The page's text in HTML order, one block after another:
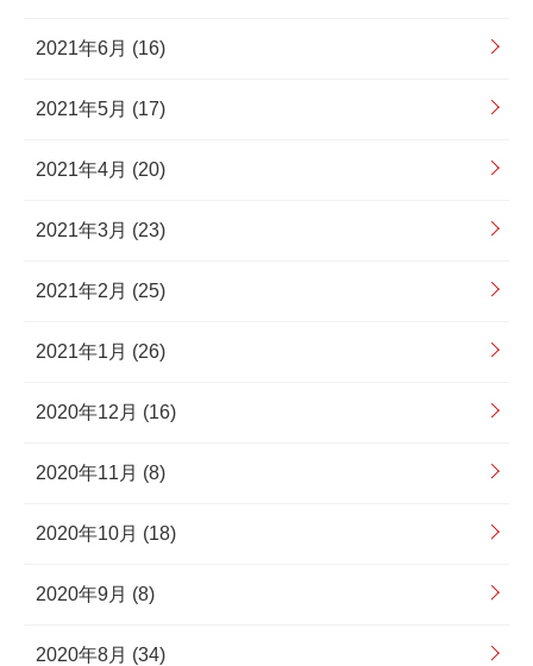
2021年6月 (16)
2021年5月 (17)
2021年4月 (20)
2021年3月 (23)
2021年2月 (25)
2021年1月 (26)
2020年12月 (16)
2020年11月 (8)
2020年10月 (18)
2020年9月 (8)
2020年8月 (34)